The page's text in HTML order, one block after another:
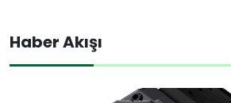
Haber Akışı